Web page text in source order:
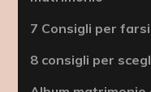
7 Consigli per
8 consigli per